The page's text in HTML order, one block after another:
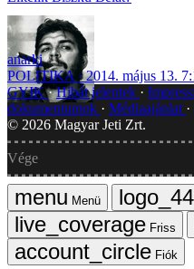
anarki
POLITIKA
2014. május 13.
GYIK Hibát jelentek
dokumentumok
Médiaajánlat
© 2026 Magyar Jeti Zrt.
Vége
Menü
Friss
Fiók